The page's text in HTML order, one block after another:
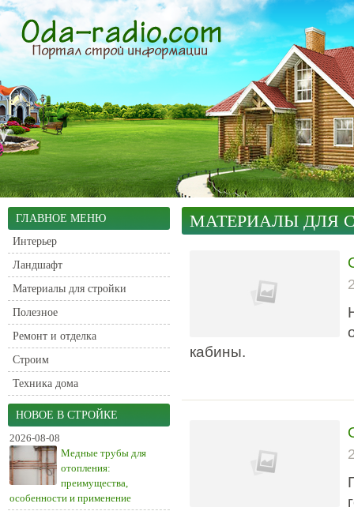
ГЛАВНОЕ МЕНЮ
Интерьер
Ландшафт
Материалы для стройки
Полезное
Ремонт и отделка
Строим
Техника дома
НОВОЕ В СТРОЙКЕ
2026-08-08
Медные трубы для
отопления:
преимущества,
особенности и применение
МАТЕРИАЛЫ ДЛЯ
кабины.